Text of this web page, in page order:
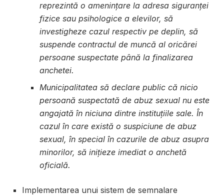
reprezintă o amenințare la adresa siguranței
fizice sau psihologice a elevilor, să
investigheze cazul respectiv pe deplin, să
suspende contractul de muncă al oricărei
persoane suspectate până la finalizarea
anchetei.
Municipalitatea să declare public că nicio
persoană suspectată de abuz sexual nu este
angajată în niciuna dintre instituțiile sale. În
cazul în care există o suspiciune de abuz
sexual, în special în cazurile de abuz asupra
minorilor, să inițieze imediat o anchetă
oficială.
Implementarea unui sistem de semnalare